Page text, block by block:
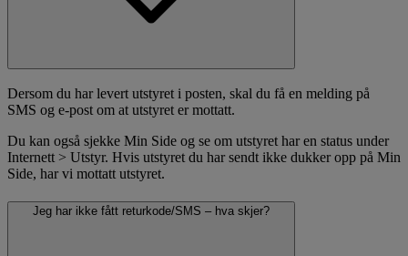
Dersom du har levert utstyret i posten, skal du få en melding på
SMS og e-post om at utstyret er mottatt.
Du kan også sjekke Min Side og se om utstyret har en status under
Internett > Utstyr. Hvis utstyret du har sendt ikke dukker opp på Min
Side, har vi mottatt utstyret.
Jeg har ikke fått returkode/SMS – hva skjer?